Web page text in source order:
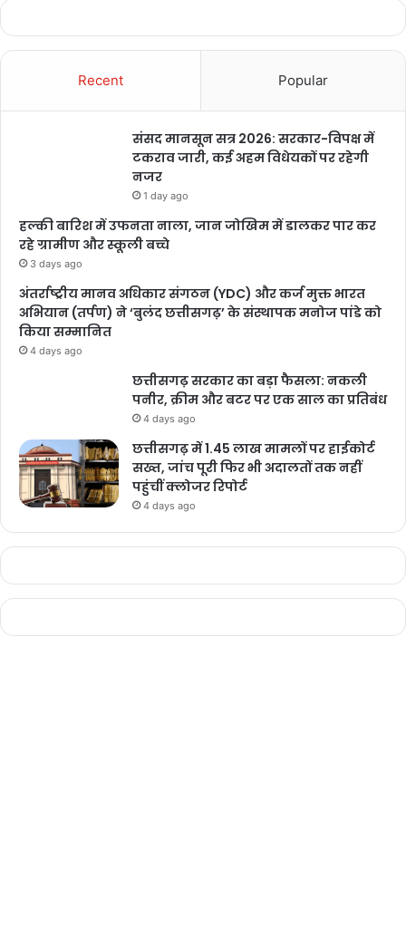
इस अवसर पर जनपद उपाध्यक्ष भानूप्रकाश दीक्षित, वरिष्ठ नागरिक ओमप्रकाश
जायसवाल, दीनानाथ यादव, जनप्रतिनिधिगण, मुख्य कार्यपालन अधिकारी जिला
पंचायत श्रीमती रेना जमील सहित अन्य अधिकारी-कर्मचारी उपस्थित रहे।
Vanshika Pandey
chhattisgarh
Recent Popular
संसद मानसून सत्र 2026: सरकार-विपक्ष में
टकराव जारी, कई अहम विधेयकों पर रहेगी
नजर
1 day ago
हल्की बारिश में उफनता नाला, जान जोखिम में डालकर पार कर
रहे ग्रामीण और स्कूली बच्चे
3 days ago
अंतर्राष्ट्रीय मानव अधिकार संगठन (YDC) और कर्ज मुक्त भारत
अभियान (तर्पण) ने ‘बुलंद छत्तीसगढ़’ के संस्थापक मनोज पांडे को
किया सम्मानित
4 days ago
छत्तीसगढ़ सरकार का बड़ा फैसला: नकली
पनीर, क्रीम और बटर पर एक साल का प्रतिबंध
4 days ago
छत्तीसगढ़ में 1.45 लाख मामलों पर हाईकोर्ट
सख्त, जांच पूरी फिर भी अदालतों तक नहीं
पहुंचीं क्लोजर रिपोर्ट
4 days ago